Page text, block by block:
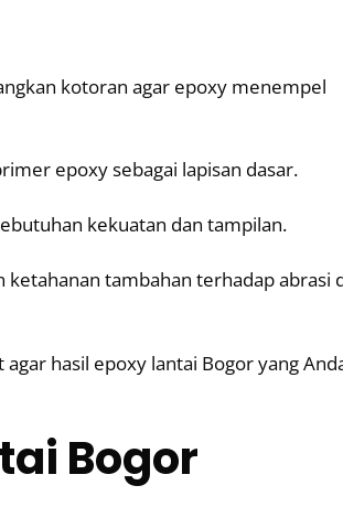
kotoran agar epoxy menempel
epoxy sebagai lapisan dasar.
kekuatan dan tampilan.
tambahan terhadap abrasi
hasil epoxy lantai Bogor yang
Bogor